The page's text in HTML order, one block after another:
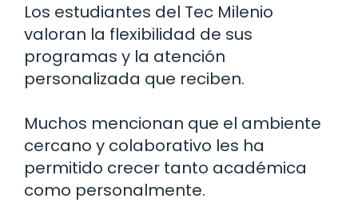
Los estudiantes del Tec Milenio
valoran la flexibilidad de sus
programas y la atención
personalizada que reciben.
Muchos mencionan que el ambiente
cercano y colaborativo les ha
permitido crecer tanto académica
como personalmente.